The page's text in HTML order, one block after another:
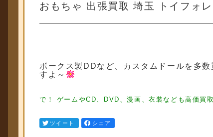
おもちゃ 出張買取 埼玉 トイフォ
ボークス製DDなど、カスタムドールを多数
すよ～
で！ ゲームやCD、DVD、漫画、衣装なども高価買
ツイート シェア